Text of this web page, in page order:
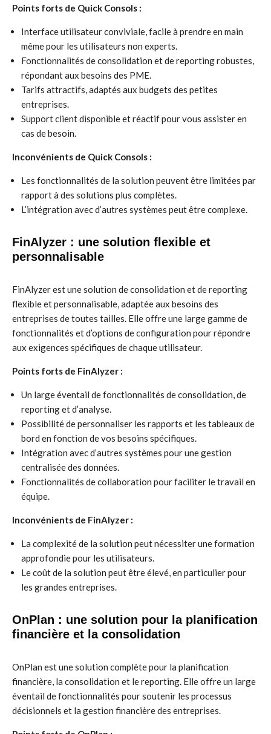
Points forts de Quick Consols :
Interface utilisateur conviviale, facile à prendre en main
même pour les utilisateurs non experts.
Fonctionnalités de consolidation et de reporting robustes,
répondant aux besoins des PME.
Tarifs attractifs, adaptés aux budgets des petites
entreprises.
Support client disponible et réactif pour vous assister en
cas de besoin.
Inconvénients de Quick Consols :
Les fonctionnalités de la solution peuvent être limitées par
rapport à des solutions plus complètes.
L’intégration avec d’autres systèmes peut être complexe.
FinAlyzer : une solution flexible et
personnalisable
FinAlyzer est une solution de consolidation et de reporting
flexible et personnalisable, adaptée aux besoins des
entreprises de toutes tailles. Elle offre une large gamme de
fonctionnalités et d’options de configuration pour répondre
aux exigences spécifiques de chaque utilisateur.
Points forts de FinAlyzer :
Un large éventail de fonctionnalités de consolidation, de
reporting et d’analyse.
Possibilité de personnaliser les rapports et les tableaux de
bord en fonction de vos besoins spécifiques.
Intégration avec d’autres systèmes pour une gestion
centralisée des données.
Fonctionnalités de collaboration pour faciliter le travail en
équipe.
Inconvénients de FinAlyzer :
La complexité de la solution peut nécessiter une formation
approfondie pour les utilisateurs.
Le coût de la solution peut être élevé, en particulier pour
les grandes entreprises.
OnPlan : une solution pour la planification
financière et la consolidation
OnPlan est une solution complète pour la planification
financière, la consolidation et le reporting. Elle offre un large
éventail de fonctionnalités pour soutenir les processus
décisionnels et la gestion financière des entreprises.